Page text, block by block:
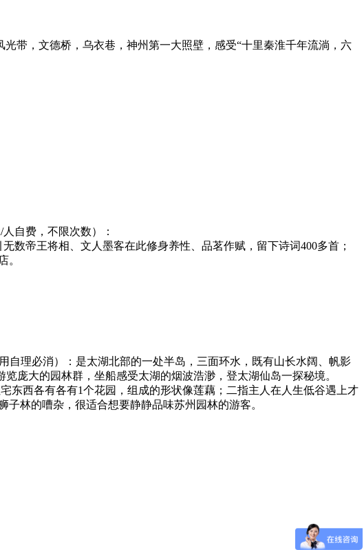
光带，文德桥，乌衣巷，神州第一大照壁，感受“十里秦淮千年流淌，六
自费，不限次数）：
数帝王将相、文人墨客在此修身养性、品茗作赋，留下诗词400多首；
。
自理必消）：是太湖北部的一处半岛，三面环水，既有山长水阔、帆影
庞大的园林群，坐船感受太湖的烟波浩渺，登太湖仙岛一探秘境。
东西各有各有1个花园，组成的形状像莲藕；二指主人在人生低谷遇上才
林的嘈杂，很适合想要静静品味苏州园林的游客。